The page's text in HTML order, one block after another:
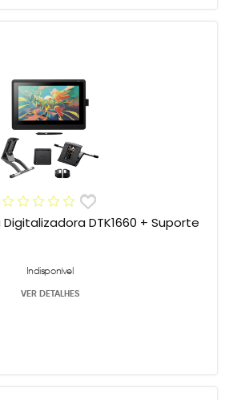
DTK1660 + Suporte
Indisponível
VER DETALHES